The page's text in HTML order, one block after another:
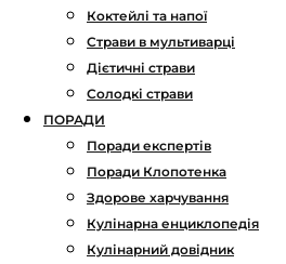
Коктейлі та напої
Страви в мультиварці
Дієтичні страви
Солодкі страви
ПОРАДИ
Поради експертів
Поради Клопотенка
Здорове харчування
Кулінарна енциклопедія
Кулінарний довідник